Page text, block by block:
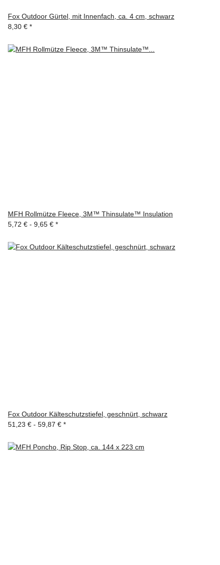
Fox Outdoor Gürtel, mit Innenfach, ca. 4 cm, schwarz
8,30 € *
MFH Rollmütze Fleece, 3M™ Thinsulate™ Insulation
5,72 € - 9,65 € *
Fox Outdoor Kälteschutzstiefel, geschnürt, schwarz
51,23 € - 59,87 € *